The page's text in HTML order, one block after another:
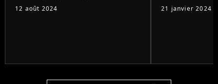
12 août 2024 21 janvier 2024